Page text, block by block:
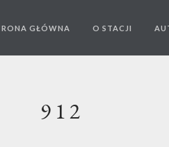
GŁÓWNA O STACJI
912